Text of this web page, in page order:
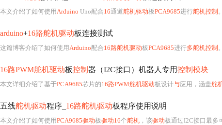
本文介绍了如何使用Arduino Uno配合16通道舵机驱动板PCA9685进行舵机控制
arduino+16路舵机驱动板连接测试
这篇博客介绍了如何使用Arduino配合16路舵机驱动板PCA9685进行多舵机控制
16路PWM舵机驱动板控制 器（I2C接口）机器人专用控制模块
本文详细介绍了基于PCA9685芯片的16路PWM舵机驱动板设计与应用，涵盖舵
五线舵机驱动程序_ 16路舵机驱动板程序使用说明
本文介绍了如何使用PCA9685驱动板驱动16个舵机 ，该驱动板通过I2C接口最多